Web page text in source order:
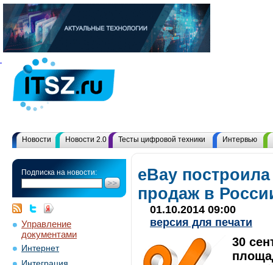
Новости Новости 2.0 Тесты цифровой техники Интервью
Подписка на новости:
Управление
документами
Интернет
eBay
продаж в
01.10.2014 09:00
версия для печати
30